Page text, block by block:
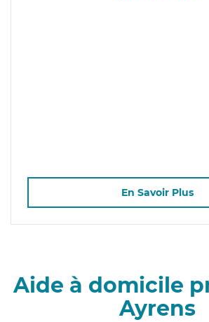
En Savoir Plus
Aide à domicile
Ayrens